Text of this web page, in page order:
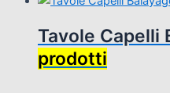
Tavole Capelli
prodotti